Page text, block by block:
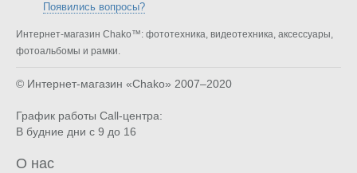
Появились вопросы?
Интернет-магазин Chako™: фототехника, видеотехника, аксессуары,
фотоальбомы и рамки.
© Интернет-магазин «Chako» 2007–2020
График работы Call-центра:
В будние дни с 9 до 16
О нас